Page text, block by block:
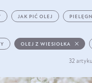
JAK PIĆ OLEJ
OLEJ Z WIESIOŁKA
32